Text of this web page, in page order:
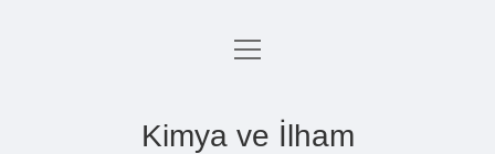
Anasayfa
menüyü
Kimya ve İlham